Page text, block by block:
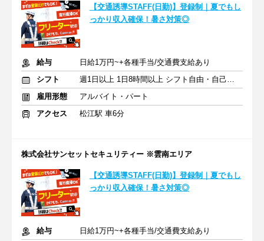
【交通誘導STAFF(日勤)】登録制｜夏でもし
っかり収入確保！暑さ対策◎
給与
日給1万円~+各種手当/交通費支給あり
シフト
週1日以上 1日8時間以上 シフト自由・自己申告
雇用形態
アルバイト・パート
アクセス
松江駅 車6分
株式会社サンセットセキュリティー ※雲南エリア
【交通誘導STAFF(日勤)】登録制｜夏でもし
っかり収入確保！暑さ対策◎
給与
日給1万円~+各種手当/交通費支給あり